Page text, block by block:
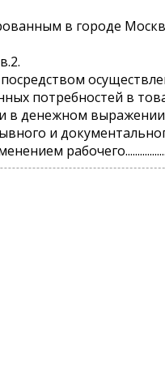
в городе
потребностей в
в денежном
и
рабочего.................